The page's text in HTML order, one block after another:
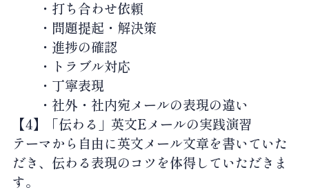
・打ち合わせ依頼
・問題提起・解決策
・進捗の確認
・トラブル対応
・丁寧表現
・社外・社内宛メールの表現の違い
【4】「伝わる」英文Eメールの実践演習
テーマから自由に英文メール文章を書いていた
だき、伝わる表現のコツを体得していただきま
す。